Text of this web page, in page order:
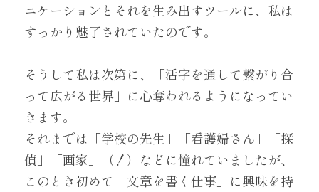
ニケーションとそれを生み出すツールに、私は
すっかり魅了されていたのです。
そうして私は次第に、「活字を通して繋がり合
って広がる世界」に心奪われるようになってい
きます。
それまでは「学校の先生」「看護婦さん」「探
偵」「画家」（！）などに憧れていましたが、
このとき初めて「文章を書く仕事」に興味を持